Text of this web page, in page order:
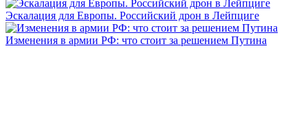
Эскалация для Европы. Российский дрон в Лейпциге
Изменения в армии РФ: что стоит за решением Путина